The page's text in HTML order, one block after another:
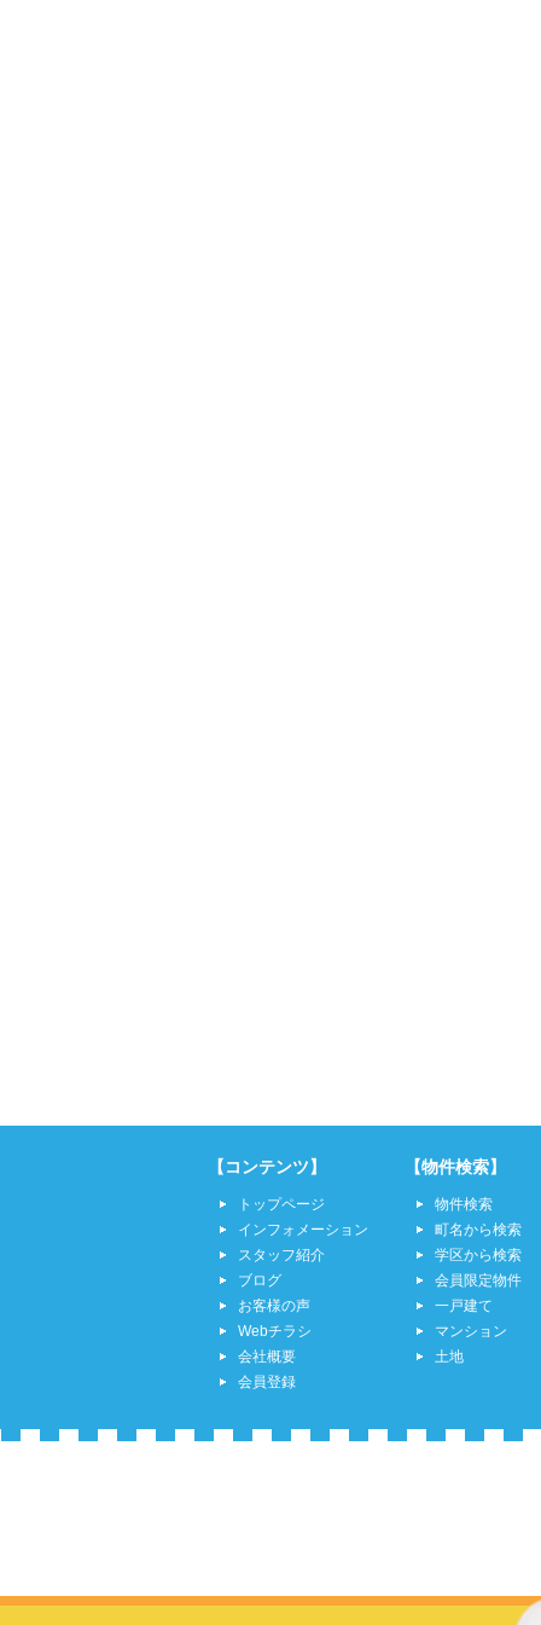
【コンテンツ】
トップページ
インフォメーション
スタッフ紹介
ブログ
お客様の声
Webチラシ
会社概要
会員登録
【物件検索】
物件検索
町名から検索
学区から検索
会員限定物件
一戸建て
マンション
土地